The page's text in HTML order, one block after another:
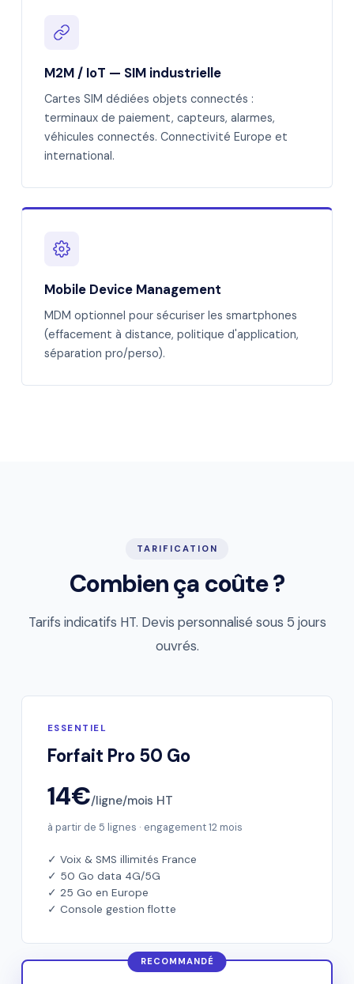
M2M / IoT — SIM industrielle
Cartes SIM dédiées objets connectés :
terminaux de paiement, capteurs, alarmes,
véhicules connectés. Connectivité Europe et
international.
Mobile Device Management
MDM optionnel pour sécuriser les smartphones
(effacement à distance, politique d'application,
séparation pro/perso).
TARIFICATION
Combien ça coûte ?
Tarifs indicatifs HT. Devis personnalisé sous 5 jours
ouvrés.
ESSENTIEL
Forfait Pro 50 Go
14€/ligne/mois HT
à partir de 5 lignes · engagement 12 mois
✓ Voix & SMS illimités France
✓ 50 Go data 4G/5G
✓ 25 Go en Europe
✓ Console gestion flotte
RECOMMANDÉ